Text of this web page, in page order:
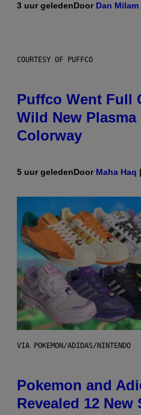
3 uur geledenDoor Dan Milam
COURTESY OF PUFFCO
Puffco Went Full
Wild New Plasma
Colorway
5 uur geledenDoor Maha Haq
VIA POKEMON/ADIDAS/NINTENDO
Pokemon and
Revealed 12 New